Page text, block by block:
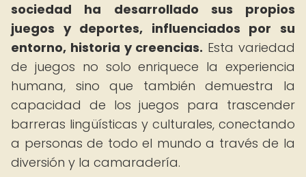
sociedad ha desarrollado sus propios
juegos y deportes, influenciados por su
entorno, historia y creencias. Esta variedad
de juegos no solo enriquece la experiencia
humana, sino que también demuestra la
capacidad de los juegos para trascender
barreras lingüísticas y culturales, conectando
a personas de todo el mundo a través de la
diversión y la camaradería.